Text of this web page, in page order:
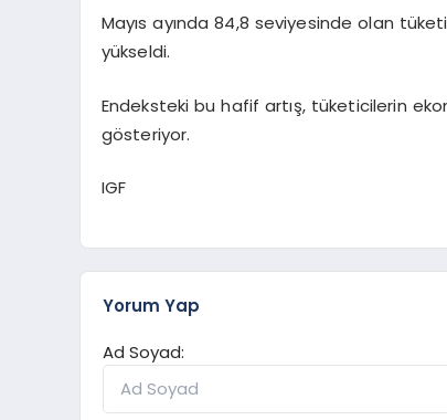
Mayıs ayında 84,8 seviyesinde olan
yükseldi.
Endeksteki bu hafif artış, tüketicilerin
gösteriyor.
IGF
Yorum Yap
Ad Soyad: